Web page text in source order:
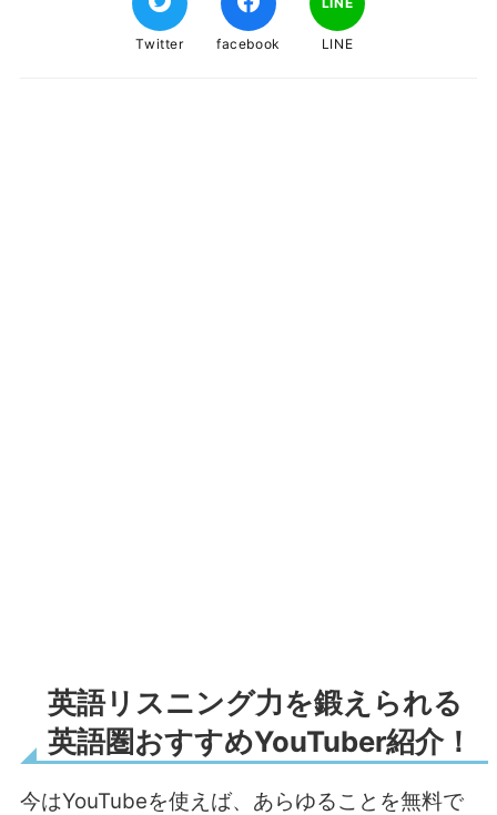
Twitter facebook LINE
英語リスニング力を鍛えられる
英語圏おすすめYouTuber紹介！
今はYouTubeを使えば、あらゆることを無料で